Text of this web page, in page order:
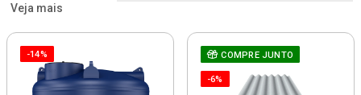
Veja mais
-14% COMPRE JUNTO
-6%